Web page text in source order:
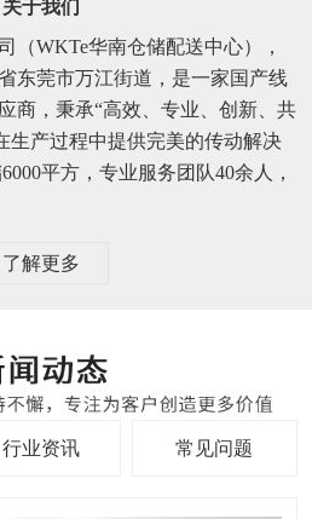
关于我们
（WKTe华南仓储配送中心），
东莞市万江街道，是一家国产线
商，秉承“高效、专业、创新、共
生产过程中提供完美的传动解决
平方，专业服务团队40余人，
了解更多
行业资讯 常见问题